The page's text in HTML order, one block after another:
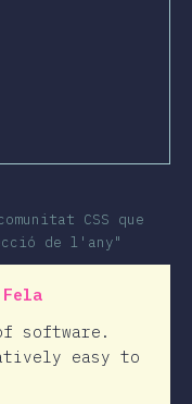
CSS que
de l'any"
Fela
software.
easy to